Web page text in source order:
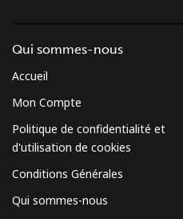
Qui sommes-nous
Accueil
Mon Compte
Politique de confidentialité et
d'utilisation de cookies
Conditions Générales
Qui sommes-nous